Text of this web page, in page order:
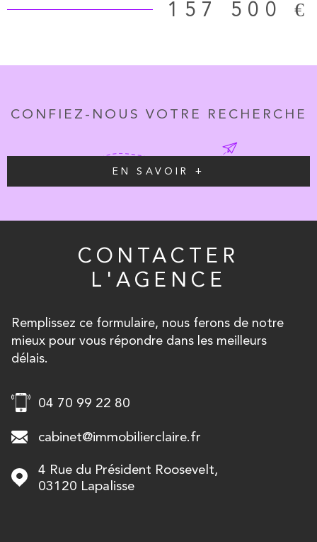
157 500 €
CONFIEZ-NOUS VOTRE RECHERCHE
EN SAVOIR +
CONTACTER
L'AGENCE
Remplissez ce formulaire, nous ferons de notre
mieux pour vous répondre dans les meilleurs
délais.
04 70 99 22 80
cabinet@immobilierclaire.fr
4 Rue du Président Roosevelt,
03120
Lapalisse